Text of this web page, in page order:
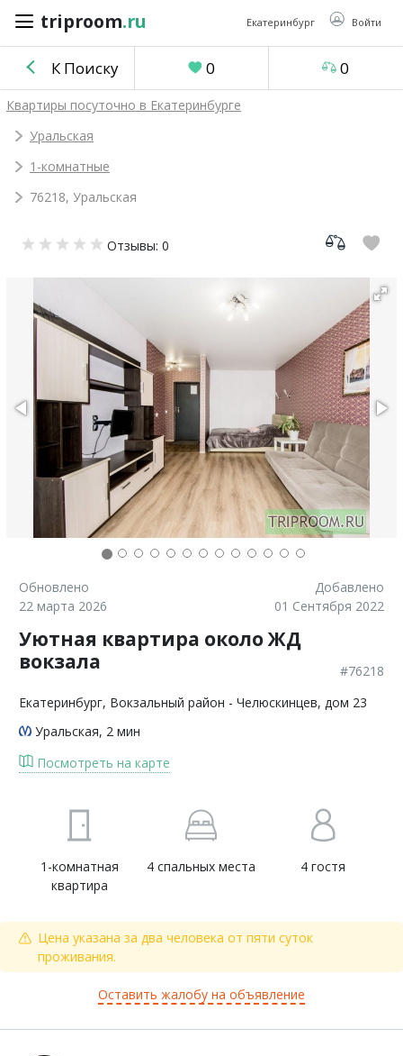
triproom.ru Екатеринбург Войти
triproom .ru
Российский
Войти / Зарегистрироваться
объявление
Сравнение
К Поиску 0 0
Квартиры посуточно в Екатеринбурге
Уральская
1-комнатные
76218, Уральская
Отзывы: 0
Обновлено
22 марта 2026
Добавлено
01 Сентября 2022
Уютная квартира около ЖД
вокзала
#76218
Екатеринбург, Вокзальный район - Челюскинцев, дом 23
Уральская, 2 мин
Посмотреть на карте
1-комнатная
квартира
4 спальных места 4 гостя
Цена указана за два человека от пяти суток
проживания.
Оставить жалобу на объявление